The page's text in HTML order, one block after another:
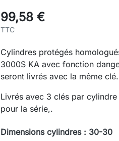
99,58 €
TTC
Cylindres protégés
3000S KA avec fonction
seront livrés avec la même clé.
Livrés avec 3 clés par
pour la série,.
Dimensions cylindres : 30-30